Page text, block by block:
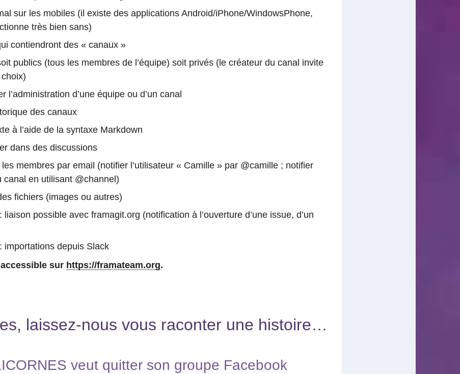
sur les mobiles (il existe des applications Android/iPhone/WindowsPhone,
très bien sans)
contiendront des « canaux »
publics (tous les membres de l’équipe) soit privés (le créateur du canal invite
l’administration d’une équipe ou d’un canal
des canaux
à l’aide de la syntaxe Markdown
dans des discussions
membres par email (notifier l’utilisateur « Camille » par @camille ; notifier
canal en utilisant @channel)
fichiers (images ou autres)
possible avec framagit.org (notification à l’ouverture d’une issue, d’un
importations depuis Slack
sur https://framateam.org.
laissez-nous vous raconter une histoire…
veut quitter son groupe Facebook